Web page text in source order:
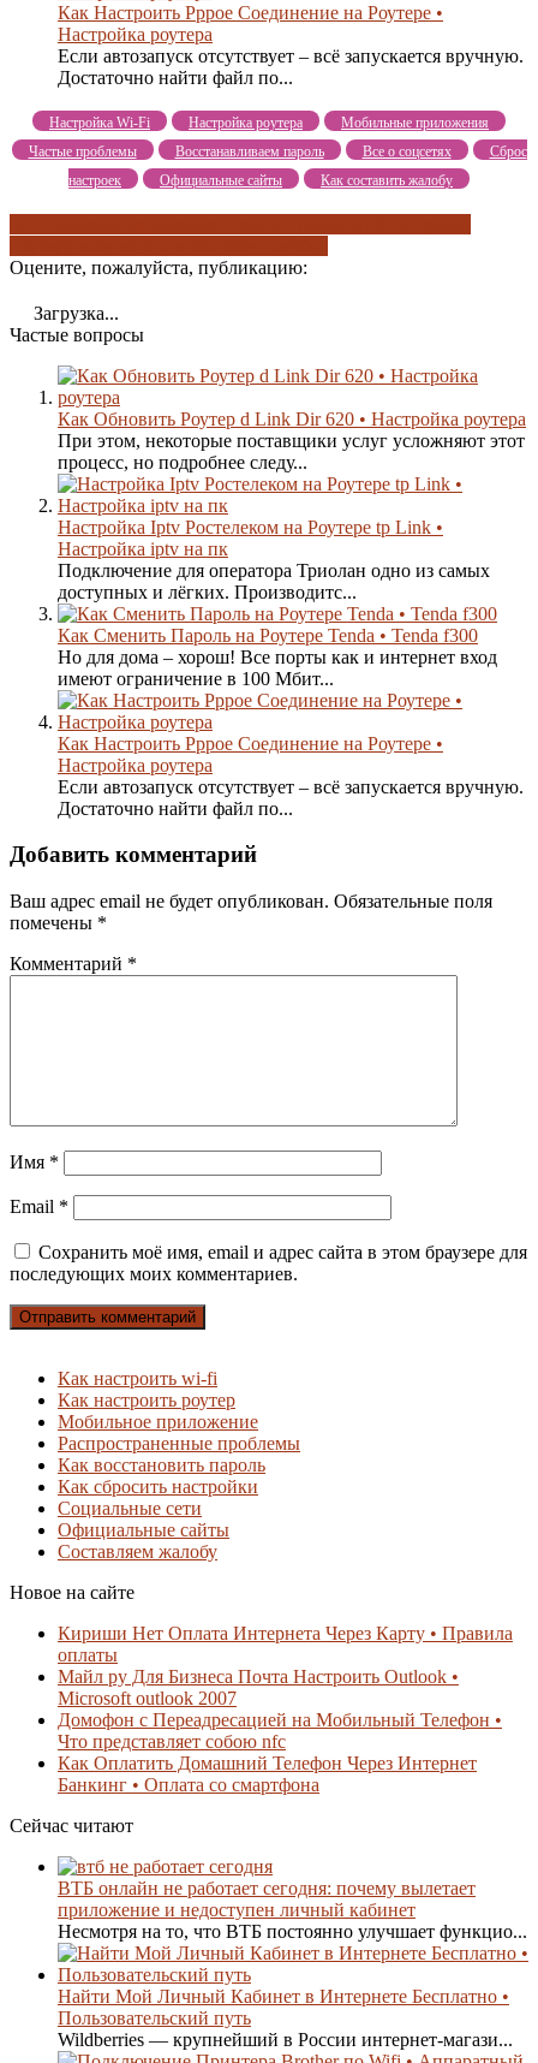
Как Настроить Pppoe Соединение на Роутере •
Настройка роутера
Если автозапуск отсутствует – всё запускается вручную.
Достаточно найти файл по...
Настройка Wi-Fi Настройка роутера
Мобильные приложения
Частые проблемы
Восстанавливаем пароль Все о соцсетях
Сброс
настроек
Официальные сайты Как составить жалобу
Оцените, пожалуйста, публикацию:
Загрузка...
Частые вопросы
Как Обновить Роутер d Link Dir 620 • Настройка роутера
При этом, некоторые поставщики услуг усложняют этот
процесс, но подробнее следу...
Настройка Iptv Ростелеком на Роутере tp Link •
Настройка iptv на пк
Подключение для оператора Триолан одно из самых
доступных и лёгких. Производитс...
Как Сменить Пароль на Роутере Tenda • Tenda f300
Но для дома – хорош! Все порты как и интернет вход
имеют ограничение в 100 Мбит...
Как Настроить Pppoe Соединение на Роутере •
Настройка роутера
Если автозапуск отсутствует – всё запускается вручную.
Достаточно найти файл по...
Добавить комментарий
Ваш адрес email не будет опубликован. Обязательные поля
помечены *
Комментарий *
Имя *
Email *
Сохранить моё имя, email и адрес сайта в этом браузере для
последующих моих комментариев.
Как настроить wi-fi
Как настроить роутер
Мобильное приложение
Распространенные проблемы
Как восстановить пароль
Как сбросить настройки
Социальные сети
Официальные сайты
Составляем жалобу
Новое на сайте
Кириши Нет Оплата Интернета Через Карту • Правила
оплаты
Майл ру Для Бизнеса Почта Настроить Outlook •
Microsoft outlook 2007
Домофон с Переадресацией на Мобильный Телефон •
Что представляет собою nfc
Как Оплатить Домашний Телефон Через Интернет
Банкинг • Оплата со смартфона
Сейчас читают
ВТБ онлайн не работает сегодня: почему вылетает
приложение и недоступен личный кабинет
Несмотря на то, что ВТБ постоянно улучшает функцио...
Найти Мой Личный Кабинет в Интернете Бесплатно •
Пользовательский путь
Wildberries — крупнейший в России интернет-магази...